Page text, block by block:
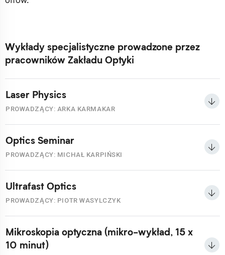
Wykłady specjalistyczne prowadzone przez
pracowników Zakładu Optyki
Laser Physics
PROWADZĄCY: ARKA KARMAKAR
Optics Seminar
PROWADZĄCY: MICHAŁ KARPIŃSKI
Ultrafast Optics
PROWADZĄCY: PIOTR WASYLCZYK
Mikroskopia optyczna (mikro-wykład, 15 x
10 minut)